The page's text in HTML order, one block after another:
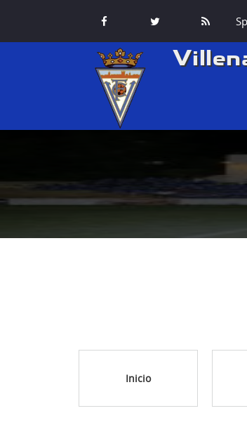
Inicio